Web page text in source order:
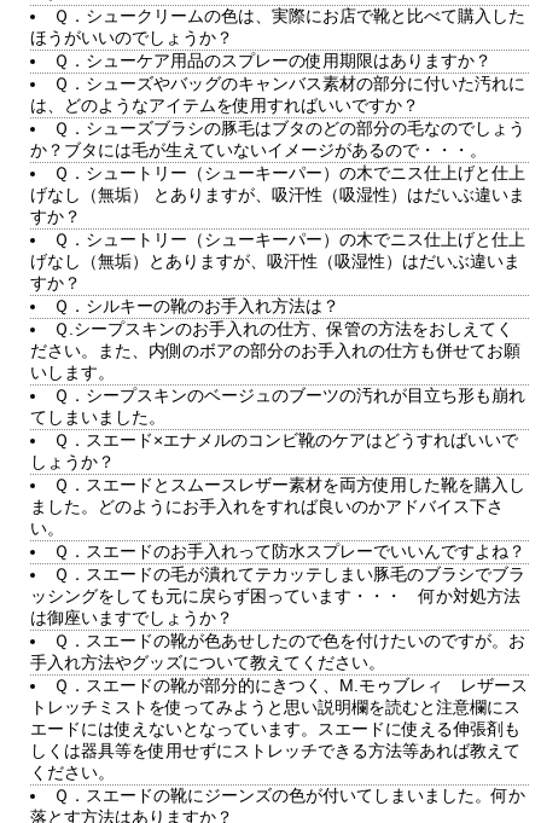
Ｑ．シュークリームの色は、実際にお店で靴と比べて購入した
ほうがいいのでしょうか？
Ｑ．シューケア用品のスプレーの使用期限はありますか？
Ｑ．シューズやバッグのキャンバス素材の部分に付いた汚れに
は、どのようなアイテムを使用すればいいですか？
Ｑ．シューズブラシの豚毛はブタのどの部分の毛なのでしょう
か？ブタには毛が生えていないイメージがあるので・・・。
Ｑ．シュートリー（シューキーパー）の木でニス仕上げと仕上
げなし（無垢） とありますが、吸汗性（吸湿性）はだいぶ違いま
すか？
Ｑ．シュートリー（シューキーパー）の木でニス仕上げと仕上
げなし（無垢）とありますが、吸汗性（吸湿性）はだいぶ違いま
すか？
Ｑ．シルキーの靴のお手入れ方法は？
Ｑ.シープスキンのお手入れの仕方、保管の方法をおしえてく
ださい。また、内側のボアの部分のお手入れの仕方も併せてお願
いします。
Ｑ．シープスキンのベージュのブーツの汚れが目立ち形も崩れ
てしまいました。
Ｑ．スエード×エナメルのコンビ靴のケアはどうすればいいで
しょうか？
Ｑ．スエードとスムースレザー素材を両方使用した靴を購入し
ました。どのようにお手入れをすれば良いのかアドバイス下さ
い。
Ｑ．スエードのお手入れって防水スプレーでいいんですよね？
Ｑ．スエードの毛が潰れてテカッテしまい豚毛のブラシでブラ
ッシングをしても元に戻らず困っています・・・ 何か対処方法
は御座いますでしょうか？
Ｑ．スエードの靴が色あせしたので色を付けたいのですが。お
手入れ方法やグッズについて教えてください。
Ｑ．スエードの靴が部分的にきつく、M.モゥブレィ レザース
トレッチミストを使ってみようと思い説明欄を読むと注意欄にス
エードには使えないとなっています。スエードに使える伸張剤も
しくは器具等を使用せずにストレッチできる方法等あれば教えて
ください。
Ｑ．スエードの靴にジーンズの色が付いてしまいました。何か
落とす方法はありますか？